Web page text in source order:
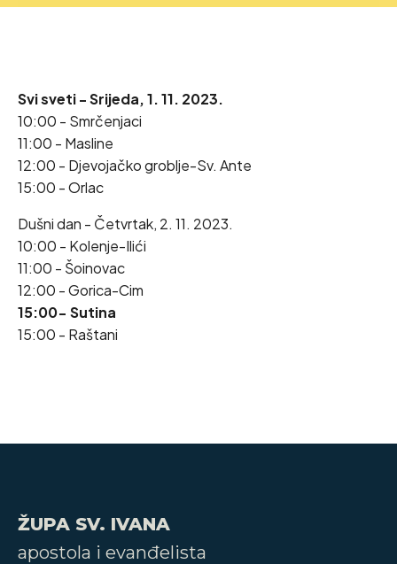
Svi sveti - Srijeda, 1. 11. 2023.
10:00 - Smrčenjaci
11:00 - Masline
12:00 - Djevojačko groblje-Sv. Ante
15:00 - Orlac
Dušni dan - Četvrtak, 2. 11. 2023.
10:00 - Kolenje-Ilići
11:00 - Šoinovac
12:00 - Gorica-Cim
15:00- Sutina
15:00 - Raštani
ŽUPA SV. IVANA
apostola i evanđelista